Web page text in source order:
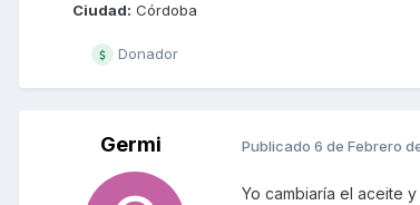
Ciudad: Córdoba
Donador
Germi Publicado 6 de Febrero
Yo cambiaría el aceite